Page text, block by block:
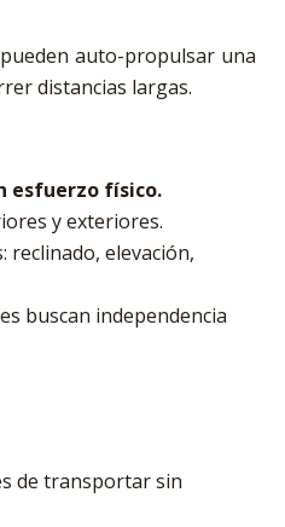
auto-propulsar una
distancias largas.
esfuerzo físico.
y exteriores.
reclinado, elevación,
buscan independencia
de transportar sin